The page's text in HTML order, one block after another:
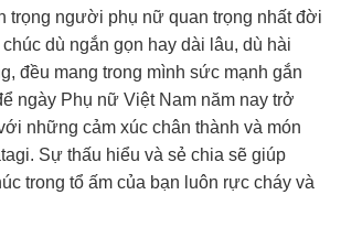
trọng người phụ nữ quan trọng nhất đời
dù ngắn gọn hay dài lâu, dù hài
đều mang trong mình sức mạnh gắn
ngày Phụ nữ Việt Nam năm nay trở
những cảm xúc chân thành và món
Sự thấu hiểu và sẻ chia sẽ giúp
trong tổ ấm của bạn luôn rực cháy và